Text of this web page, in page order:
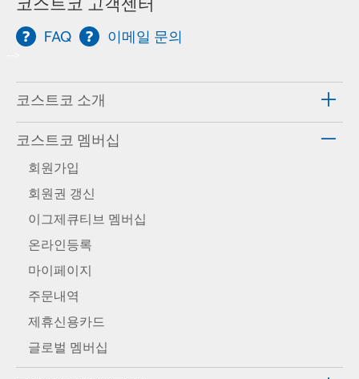
FAQ 이메일 문의
코스트코 소개
코스트코 멤버십
회원가입
회원권 갱신
이그제큐티브 멤버십
온라인등록
마이페이지
주문내역
제휴신용카드
글로벌 멤버십